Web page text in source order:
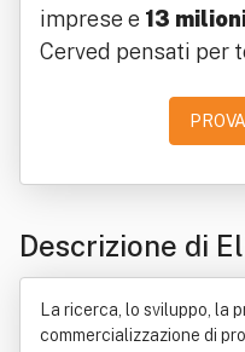
imprese e 13
Cerved pensati per
Descrizione di
La ricerca, lo sviluppo, la
commercializzazione di